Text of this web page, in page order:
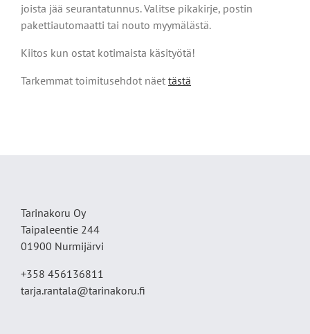
joista jää seurantatunnus. Valitse pikakirje, postin
pakettiautomaatti tai nouto myymälästä.
Kiitos kun ostat kotimaista käsityötä!
Tarkemmat toimitusehdot näet tästä
Tarinakoru Oy
Taipaleentie 244
01900 Nurmijärvi
+358 456136811
tarja.rantala@tarinakoru.fi